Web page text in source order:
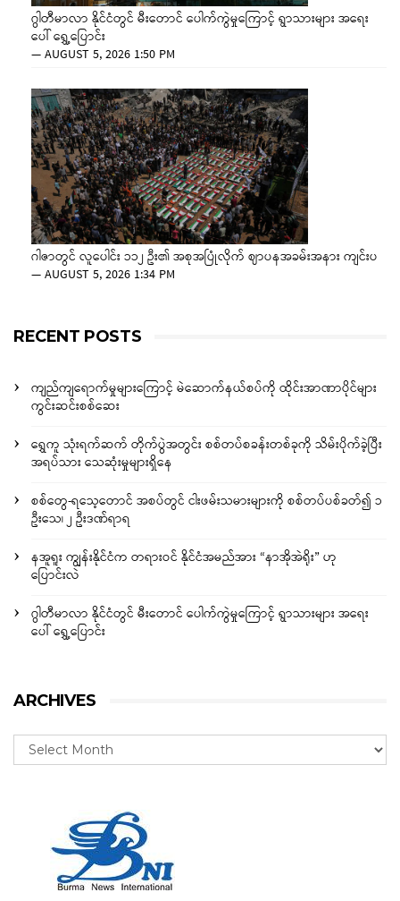
ဂွါတီမာလာ နိုင်ငံတွင် မီးတောင် ပေါက်ကွဲမှုကြောင့် ရွာသားများ အရေး
ပေါ် ရွှေ့ပြောင်း
—AUGUST 5, 2026 1:50 PM
ဂါဇာတွင် လူပေါင်း ၁၁၂ ဦး၏ အစုအပြုံလိုက် ဈာပနအခမ်းအနား ကျင်းပ
—AUGUST 5, 2026 1:34 PM
RECENT POSTS
ကျည်ကျရောက်မှုများကြောင့် မဲဆောက်နယ်စပ်ကို ထိုင်းအာဏာပိုင်များ
ကွင်းဆင်းစစ်ဆေး
ရွှေကူ သုံးရက်ဆက် တိုက်ပွဲအတွင်း စစ်တပ်စခန်းတစ်ခုကို သိမ်းပိုက်ခဲ့ပြီး
အရပ်သား သေဆုံးမှုများရှိနေ
စစ်တွေ-ရသေ့တောင် အစပ်တွင် ငါးဖမ်းသမားများကို စစ်တပ်ပစ်ခတ်၍ ၁
ဦးသေ၊ ၂ ဦးဒဏ်ရာရ
နအူရူး ကျွန်းနိုင်ငံက တရားဝင် နိုင်ငံအမည်အား “နာအိုအဲရိုး” ဟု
ပြောင်းလဲ
ဂွါတီမာလာ နိုင်ငံတွင် မီးတောင် ပေါက်ကွဲမှုကြောင့် ရွာသားများ အရေး
ပေါ် ရွှေ့ပြောင်း
ARCHIVES